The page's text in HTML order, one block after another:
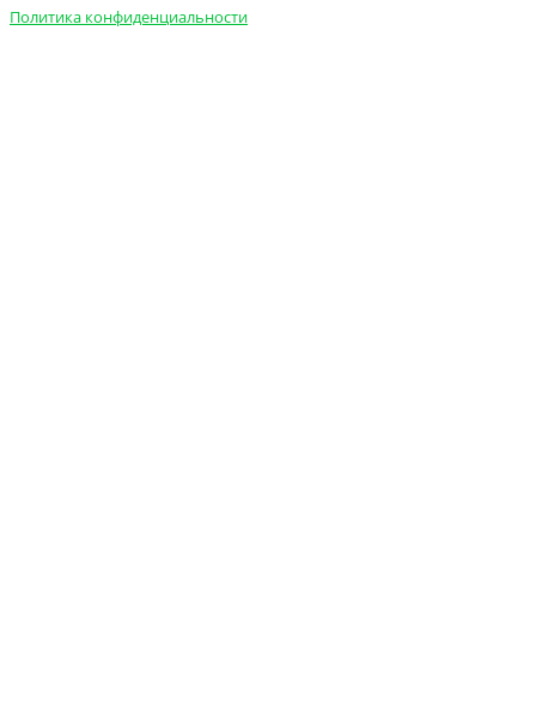
Политика конфиденциальности